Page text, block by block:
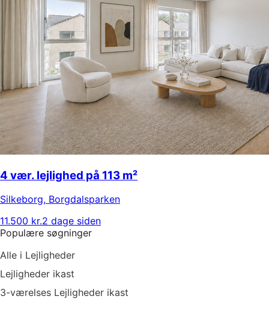
4 vær. lejlighed på 113 m²
Silkeborg, Borgdalsparken
11.500 kr.2 dage siden
Populære søgninger
Alle i Lejligheder
Lejligheder ikast
3-værelses Lejligheder ikast